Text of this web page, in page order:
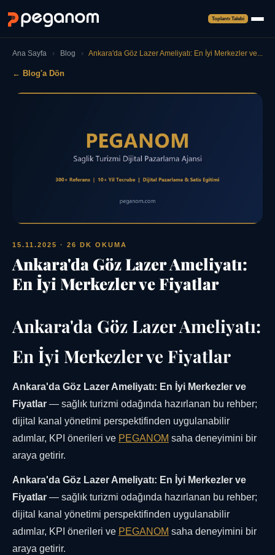
Toplantı Talebi
Ana Sayfa › Blog › Ankara'da Göz Lazer Ameliyatı: En İyi Merkezler ve...
← Blog'a Dön
15.11.2025 · 26 DK OKUMA
Ankara'da Göz Lazer Ameliyatı:
En İyi Merkezler ve Fiyatlar
Ankara'da Göz Lazer Ameliyatı:
En İyi Merkezler ve Fiyatlar
Ankara'da Göz Lazer Ameliyatı: En İyi Merkezler ve
Fiyatlar — sağlık turizmi odağında hazırlanan bu rehber;
dijital kanal yönetimi perspektifinden uygulanabilir
adımlar, KPI önerileri ve PEGANOM saha deneyimini bir
araya getirir.
Ankara'da Göz Lazer Ameliyatı: En İyi Merkezler ve
Fiyatlar — sağlık turizmi odağında hazırlanan bu rehber;
dijital kanal yönetimi perspektifinden uygulanabilir
adımlar, KPI önerileri ve PEGANOM saha deneyimini bir
araya getirir.